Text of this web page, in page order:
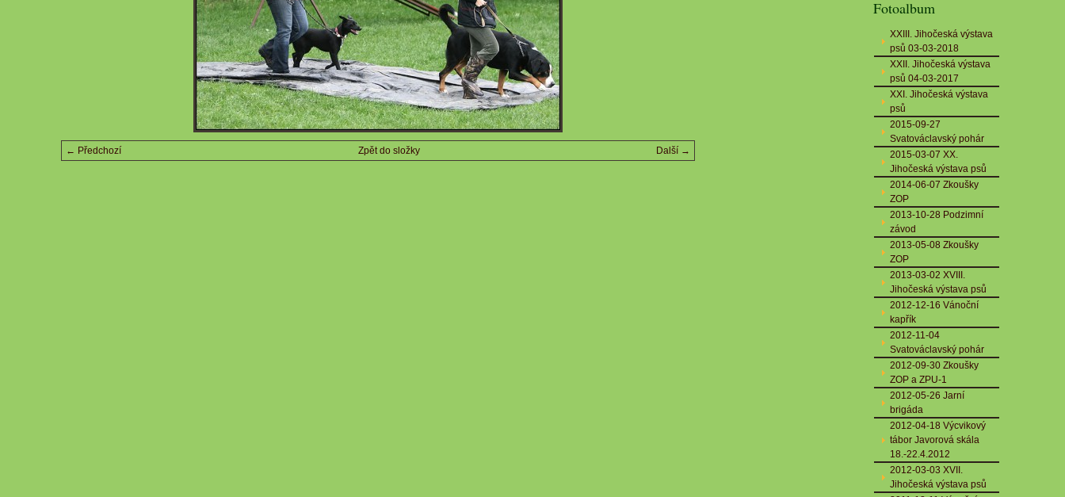
← Předchozí Další →
Zpět do složky
Fotoalbum
XXIII. Jihočeská výstava
psů 03-03-2018
XXII. Jihočeská výstava
psů 04-03-2017
XXI. Jihočeská výstava
psů
2015-09-27
Svatováclavský pohár
2015-03-07 XX.
Jihočeská výstava psů
2014-06-07 Zkoušky
ZOP
2013-10-28 Podzimní
závod
2013-05-08 Zkoušky
ZOP
2013-03-02 XVIII.
Jihočeská výstava psů
2012-12-16 Vánoční
kapřík
2012-11-04
Svatováclavský pohár
2012-09-30 Zkoušky
ZOP a ZPU-1
2012-05-26 Jarní
brigáda
2012-04-18 Výcvikový
tábor Javorová skála
18.-22.4.2012
2012-03-03 XVII.
Jihočeská výstava psů